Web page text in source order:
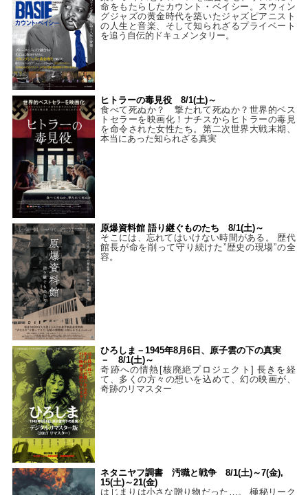
命をもたらしたカウント・ベイシー。スウィン
グジャズの黄金時代を築いたジャズピアニスト
の人生と音楽、そして知られざるプライベート
を追う自伝的ドキュメンタリー。
ヒトラーの毒見役 8/1(土)～
食べて死ぬか？ 撃たれて死ぬか？世界的ベス
トセラーを映画化！ナチスからヒトラーの毒見
を命令された女性たち。第二次世界大戦末期、
本当にあった知られざる真実
原爆資料館 語り継ぐものたち 8/1(土)～
そこには、忘れてはいけない時間がある。 歴代
館長が命を削って守り続けた”歴史の現場”の全
容。
ひろしま－1945年8月6日、原子雲の下の真実
－ 8/1(土)～
奇跡への情熱[核廃絶プロジェクト] 長きを経
て、多くの方々の想いを込めて、幻の映画が、
奇跡のリマスター
ネタニヤフ調書 汚職と戦争 8/1(土)～7(金),
15(土)～21(金)
はじまりは小さな贈り物だった…。 極秘リーク